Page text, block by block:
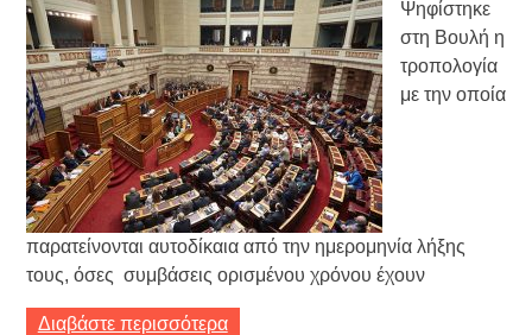
Ψηφίστηκε
στη Βουλή η
τροπολογία
με την οποία
παρατείνονται αυτοδίκαια από την ημερομηνία λήξης
τους, όσες συμβάσεις ορισμένου χρόνου έχουν
Διαβάστε περισσότερα